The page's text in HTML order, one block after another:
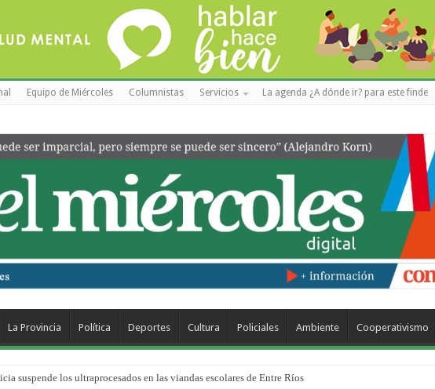
Equipo de Miércoles Columnistas Servicios La agenda ¿A dónde ir? para este finde
La Provincia Política Deportes Cultura Policiales Ambiente Cooperativismo
suspende los ultraprocesados en las viandas escolares de Entre Ríos
la obra “La Runfla de los Macanos”